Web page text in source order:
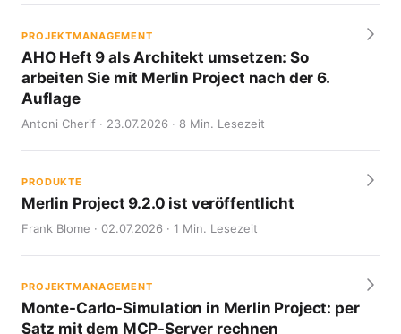
PROJEKTMANAGEMENT
AHO Heft 9 als Architekt umsetzen: So
arbeiten Sie mit Merlin Project nach der 6.
Auflage
Antoni Cherif · 23.07.2026 · 8 Min. Lesezeit
PRODUKTE
Merlin Project 9.2.0 ist veröffentlicht
Frank Blome · 02.07.2026 · 1 Min. Lesezeit
PROJEKTMANAGEMENT
Monte-Carlo-Simulation in Merlin Project: per
Satz mit dem MCP-Server rechnen